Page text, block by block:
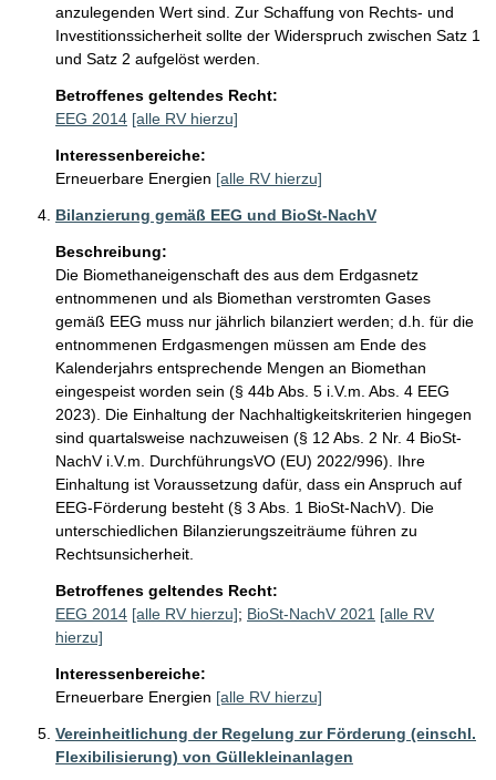
anzulegenden Wert sind. Zur Schaffung von Rechts- und
Investitionssicherheit sollte der Widerspruch zwischen Satz 1
und Satz 2 aufgelöst werden.
Betroffenes geltendes Recht:
EEG 2014 [alle RV hierzu]
Interessenbereiche:
Erneuerbare Energien [alle RV hierzu]
Bilanzierung gemäß EEG und BioSt-NachV
Beschreibung:
Die Biomethaneigenschaft des aus dem Erdgasnetz
entnommenen und als Biomethan verstromten Gases
gemäß EEG muss nur jährlich bilanziert werden; d.h. für die
entnommenen Erdgasmengen müssen am Ende des
Kalenderjahrs entsprechende Mengen an Biomethan
eingespeist worden sein (§ 44b Abs. 5 i.V.m. Abs. 4 EEG
2023). Die Einhaltung der Nachhaltigkeitskriterien hingegen
sind quartalsweise nachzuweisen (§ 12 Abs. 2 Nr. 4 BioSt-
NachV i.V.m. DurchführungsVO (EU) 2022/996). Ihre
Einhaltung ist Voraussetzung dafür, dass ein Anspruch auf
EEG-Förderung besteht (§ 3 Abs. 1 BioSt-NachV). Die
unterschiedlichen Bilanzierungszeiträume führen zu
Rechtsunsicherheit.
Betroffenes geltendes Recht:
EEG 2014 [alle RV hierzu]; BioSt-NachV 2021 [alle RV
hierzu]
Interessenbereiche:
Erneuerbare Energien [alle RV hierzu]
Vereinheitlichung der Regelung zur Förderung (einschl.
Flexibilisierung) von Güllekleinanlagen